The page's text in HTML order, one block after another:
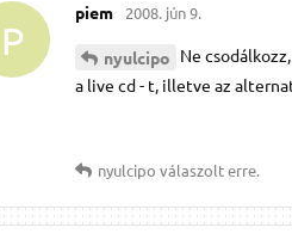
P
piem 2008. jún 9.
nyulcipo Ne
a live cd - t, illetve az
nyulcipo válaszolt erre.